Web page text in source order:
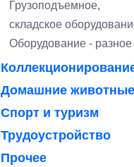
Грузоподъемное,
складское
Оборудование - разное
Домашние животные
Спорт и туризм
Трудоустройство
Прочее